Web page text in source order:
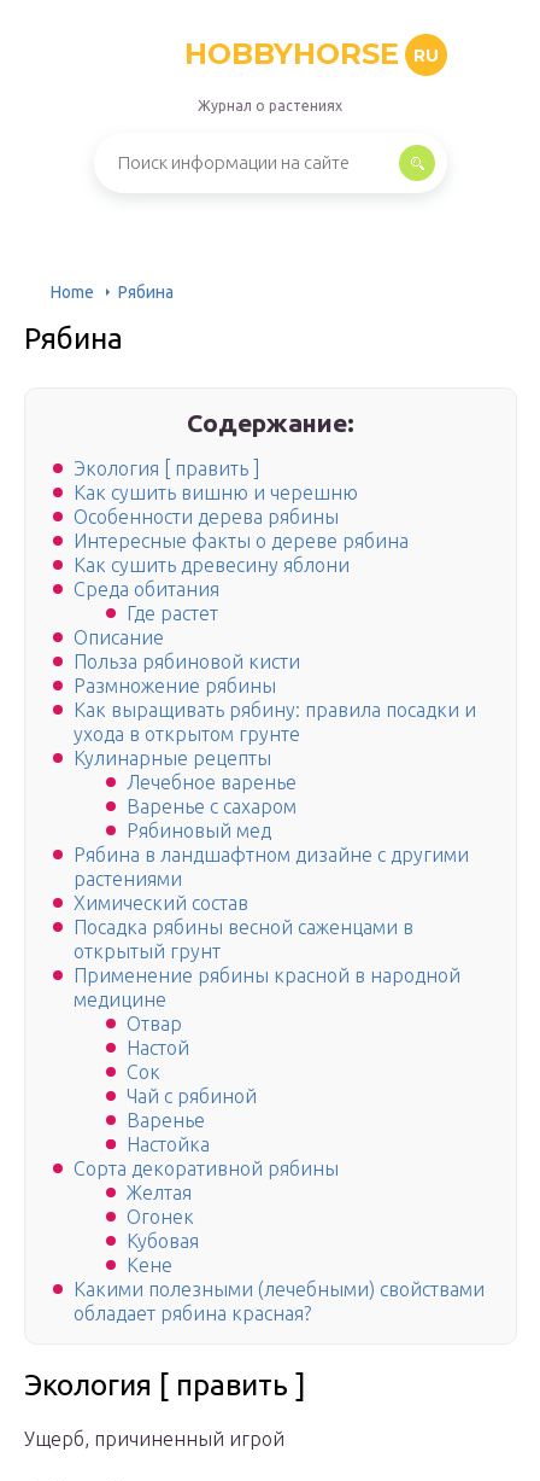
HOBBYHORSE RU
Журнал о растениях
Home Рябина
Рябина
Содержание:
Экология [ править ]
Как сушить вишню и черешню
Особенности дерева рябины
Интересные факты о дереве рябина
Как сушить древесину яблони
Среда обитания
Где растет
Описание
Польза рябиновой кисти
Размножение рябины
Как выращивать рябину: правила посадки и
ухода в открытом грунте
Кулинарные рецепты
Лечебное варенье
Варенье с сахаром
Рябиновый мед
Рябина в ландшафтном дизайне с другими
растениями
Химический состав
Посадка рябины весной саженцами в
открытый грунт
Применение рябины красной в народной
медицине
Отвар
Настой
Сок
Чай с рябиной
Варенье
Настойка
Сорта декоративной рябины
Желтая
Огонек
Кубовая
Кене
Какими полезными (лечебными) свойствами
обладает рябина красная?
Экология [ править ]
Ущерб, причиненный игрой